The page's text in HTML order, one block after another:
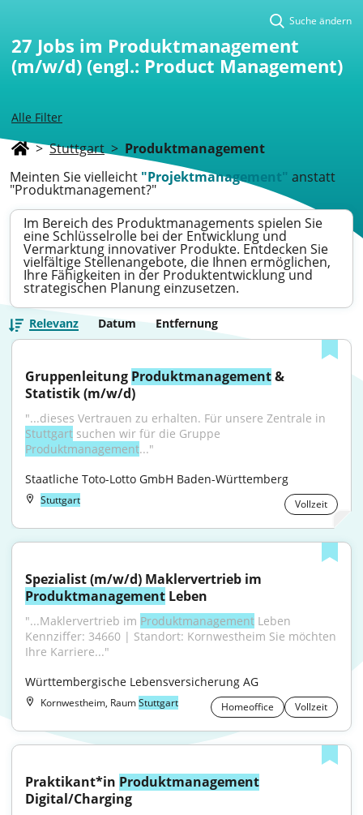
Alle Filter
Suche ändern
27 Jobs im Produktmanagement
(m/w/d) (engl.: Product Management)
> Stuttgart > Produktmanagement
Meinten Sie vielleicht "Projektmanagement" anstatt
"Produktmanagement?"
Im Bereich des Produktmanagements spielen Sie
eine Schlüsselrolle bei der Entwicklung und
Vermarktung innovativer Produkte. Entdecken Sie
vielfältige Stellenangebote, die Ihnen ermöglichen,
Ihre Fähigkeiten in der Produktentwicklung und
strategischen Planung einzusetzen.
Relevanz Datum Entfernung
Gruppenleitung Produktmanagement &
Statistik (m/w/d)
Stuttgart
Produktmanagement..."
Staatliche Toto-Lotto GmbH Baden-Württemberg
Stuttgart Vollzeit
Produktmanagement Leben
"...Maklervertrieb im Produktmanagement Leben
Kennziffer: 34660 | Standort: Kornwestheim Sie möchten
Ihre Karriere..."
Württembergische Lebensversicherung AG
Kornwestheim, RaumStuttgart Homeoffice Vollzeit
Praktikant*in Produktmanagement
Digital/Charging